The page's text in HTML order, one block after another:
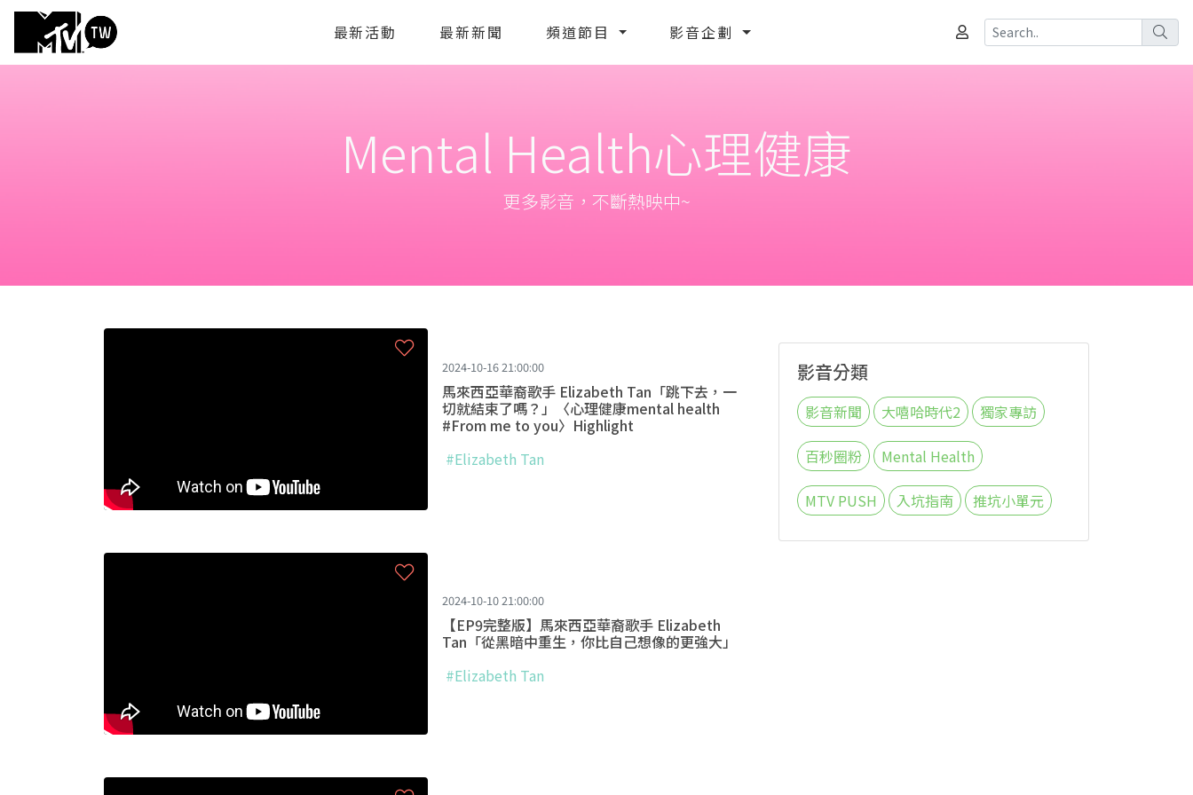
最新活動 最新新聞 頻道節目 影音企劃
Mental Health心理健康
更多影音，不斷熱映中~
影音分類
影音新聞 大嘻哈時代2 獨家專訪
百秒圈粉 Mental Health
MTV PUSH 入坑指南 推坑小單元
2024-10-16 21:00:00
馬來西亞華裔歌手 Elizabeth Tan「跳下去，一
切就結束了嗎？」〈心理健康mental health
#From me to you〉Highlight
#Elizabeth Tan
2024-10-10 21:00:00
【EP9完整版】馬來西亞華裔歌手 Elizabeth
Tan「從黑暗中重生，你比自己想像的更強大」
#Elizabeth Tan